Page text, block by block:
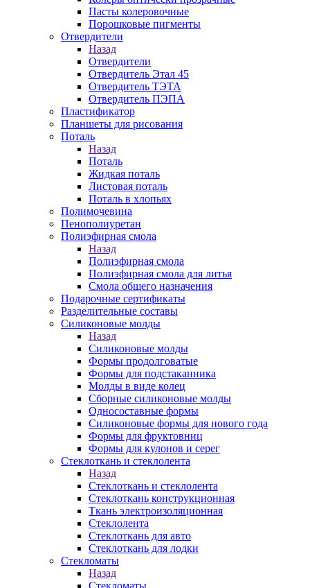
Пасты колеровочные
Порошковые пигменты
Отвердители
Назад
Отвердители
Отвердитель Этал 45
Отвердитель ТЭТА
Отвердитель ПЭПА
Пластификатор
Планшеты для рисования
Поталь
Назад
Поталь
Жидкая поталь
Листовая поталь
Поталь в хлопьях
Полимочевина
Пенополиуретан
Полиэфирная смола
Назад
Полиэфирная смола
Полиэфирная смола для литья
Смола общего назначения
Подарочные сертификаты
Разделительные составы
Силиконовые молды
Назад
Силиконовые молды
Формы продолговатые
Формы для подстаканника
Молды в виде колец
Сборные силиконовые молды
Односоставные формы
Силиконовые формы для нового года
Формы для фруктовниц
Формы для кулонов и серег
Стеклоткань и стеклолента
Назад
Стеклоткань и стеклолента
Стеклоткань конструкционная
Ткань электроизоляционная
Стеклолента
Стеклоткань для авто
Стеклоткань для лодки
Стекломаты
Назад
Стекломаты